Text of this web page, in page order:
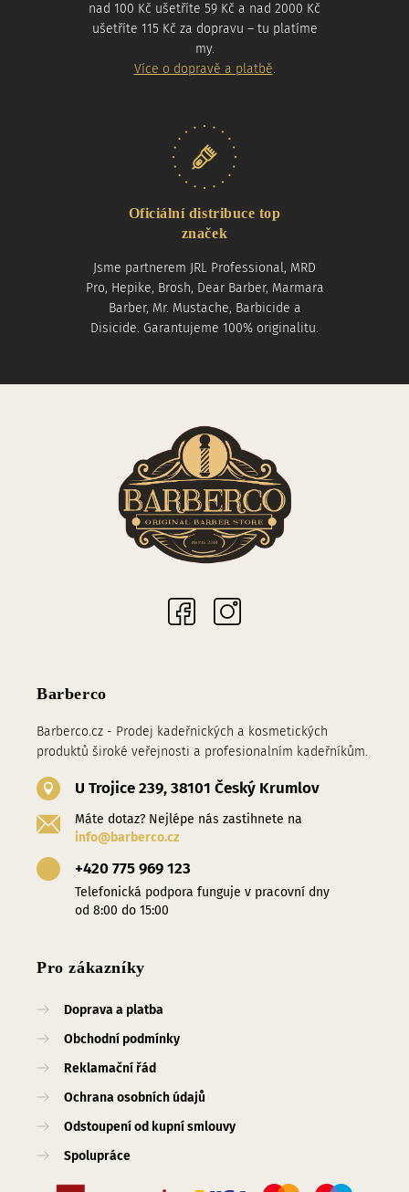
nad 100 Kč ušetříte 59 Kč a nad 2000 Kč
ušetříte 115 Kč za dopravu – tu platíme
my.
Více o dopravě a platbě.
Oficiální distribuce top
značek
Jsme partnerem JRL Professional, MRD
Pro, Hepike, Brosh, Dear Barber, Marmara
Barber, Mr. Mustache, Barbicide a
Disicide. Garantujeme 100% originalitu.
Barberco
Barberco.cz - Prodej kadeřnických a kosmetických
produktů široké veřejnosti a profesionalním kadeřníkům.
U Trojice 239, 38101 Český Krumlov
Máte dotaz? Nejlépe nás zastihnete na
info@barberco.cz
+420 775 969 123
Telefonická podpora funguje v pracovní dny
od 8:00 do 15:00
Pro zákazníky
Doprava a platba
Obchodní podmínky
Reklamační řád
Ochrana osobních údajů
Odstoupení od kupní smlouvy
Spolupráce